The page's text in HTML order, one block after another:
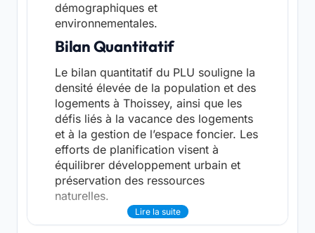
démographiques et
environnementales.
Bilan Quantitatif
Le bilan quantitatif du PLU souligne la
densité élevée de la population et des
logements à Thoissey, ainsi que les
défis liés à la vacance des logements
et à la gestion de l’espace foncier. Les
efforts de planification visent à
équilibrer développement urbain et
préservation des ressources
naturelles.
Lire la suite